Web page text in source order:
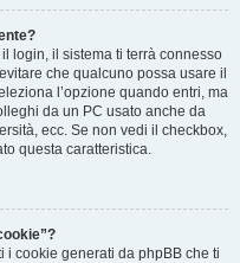
login, il sistema ti terrà connesso
che qualcuno possa usare il
l’opzione quando entri, ma
da un PC usato anche da
ecc. Se non vedi il checkbox,
questa caratteristica.
i cookie generati da phpBB che ti